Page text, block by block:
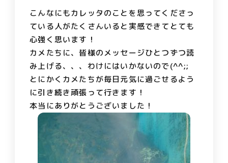
こんなにもカレッタのことを思ってくださっ
ている人がたくさんいると実感できてとても
心強く思います！
カメたちに、皆様のメッセージひとつずつ読
み上げる、、、わけにはいかないので(^^;;
とにかくカメたちが毎日元気に過ごせるよう
に引き続き頑張って行きます！
本当にありがとうございました！